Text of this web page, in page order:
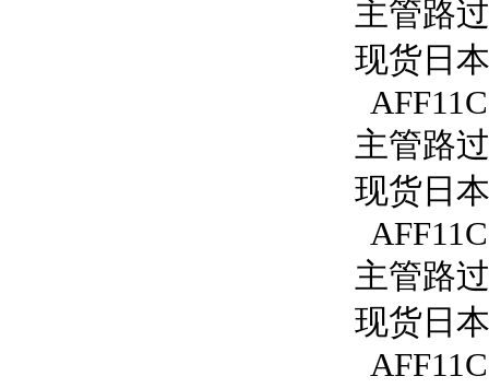
主管路
现货日
主管路
现货日
主管路
现货日